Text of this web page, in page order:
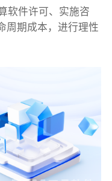
软件许可、实施咨
周期成本，进行理性